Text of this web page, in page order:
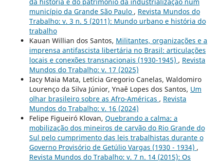
município da Grande São Paulo , Revista Mundos do
Trabalho: v. 3 n. 5 (2011): Mundo urbano e história do
trabalho
Kauan Willian dos Santos, Militantes, organizações e a
imprensa antifascista libertária no Brasil: articulações
locais e conexões transnacionais (1930-1945) , Revista
Mundos do Trabalho: v. 17 (2025)
Iacy Maia Mata, Letícia Gregorio Canelas, Waldomiro
Lourenço da Silva Júnior, Ynaê Lopes dos Santos, Um
olhar brasileiro sobre as Afro-Américas , Revista
Mundos do Trabalho: v. 16 (2024)
Felipe Figueiró Klovan, Quebrando a calma: a
mobilização dos mineiros de carvão do Rio Grande do
Sul pelo cumprimento das leis trabalhistas durante o
Governo Provisório de Getúlio Vargas (1930 - 1934) ,
Revista Mundos do Trabalho: v. 7 n. 14 (2015): Os